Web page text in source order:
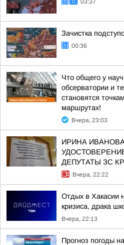
03:37
Зачистка
00:36
Что общего у
обсерватории и
становятся
маршрутах!
Вчера, 23:03
ИРИНА
ДЕПУТАТЫ ЗС
Вчера, 22:22
Отдых в Хакасии
кризиса, драка
Вчера, 22:13
Прогноз погоды